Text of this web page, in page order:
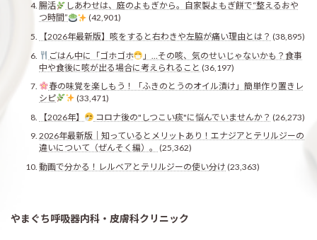
腸活
しあわせは、庭のよもぎから。自家製よもぎ餅で“整えるおや
つ時間”
(42,901)
【2026年最新版】咳をすると右わきや左脇が痛い理由とは？ (38,895)
ごはん中に「ゴホゴホ
」…その咳、気のせいじゃないかも？食事
中や食後に咳が出る場合に考えられること (36,197)
春の味覚を楽しもう！「ふきのとうのオイル漬け」簡単作り置きレ
シピ
(33,471)
【2026年】
コロナ後の"しつこい痰"に悩んでいませんか？ (26,273)
2026年最新版｜知っているとメリットあり！エナジアとテリルジーの
違いについて（ぜんそく編）。
(25,362)
動画で分かる！レルベアとテリルジーの使い分け (23,363)
やまぐち呼吸器内科・皮膚科クリニック